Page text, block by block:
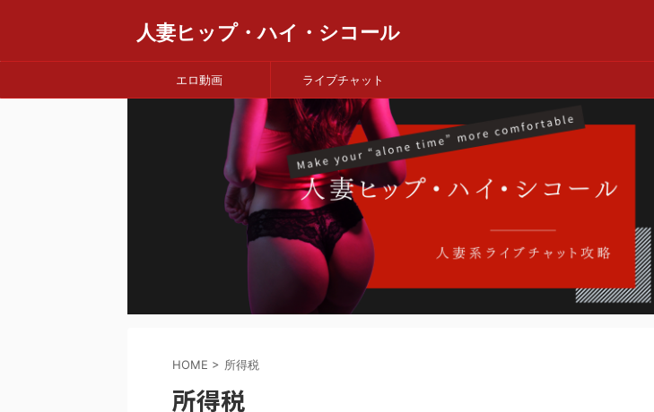
人妻ヒップ・ハイ・シコール
エロ動画 ライブチャット
HOME > 所得税
所得税